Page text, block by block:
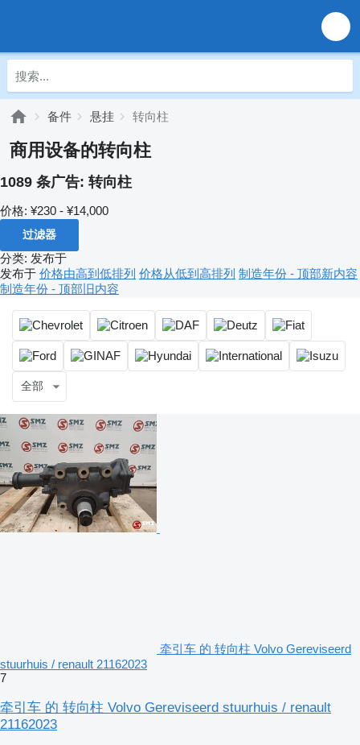
备件 悬挂 转向柱
商用设备的转向柱
1089 条广告: 转向柱
价格: ¥230 - ¥14,000
过滤器
分类: 发布于
发布于 价格由高到低排列 价格从低到高排列 制造年份 - 顶部新内容
制造年份 - 顶部旧内容
全部
牵引车 的 转向柱 Volvo Gereviseerd
stuurhuis / renault 21162023
7
牵引车 的 转向柱 Volvo Gereviseerd stuurhuis / renault
21162023